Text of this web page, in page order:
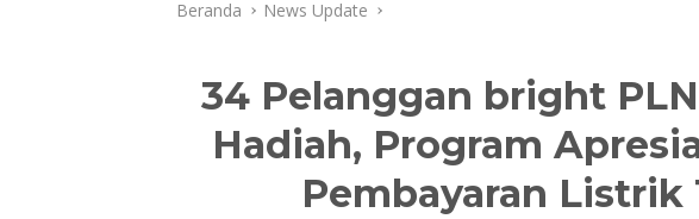
Beranda News Update
34 Pelanggan bright
Hadiah, Program
Pembayaran Listrik